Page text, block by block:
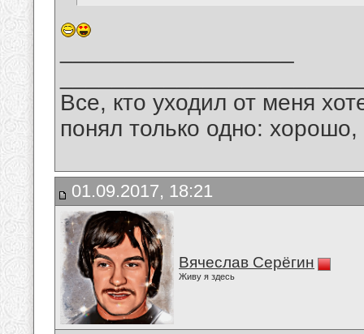
Все, кто уходил от меня
понял только одно:
01.09.2017, 18:21
Вячеслав Серёгин
Живу я здесь